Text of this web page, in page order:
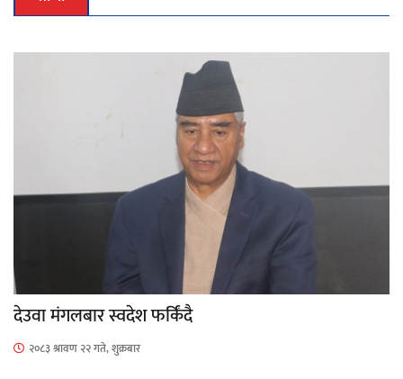
देउवा मंगलबार स्वदेश फर्किंदै
२०८३ श्रावण २२ गते, शुक्रबार